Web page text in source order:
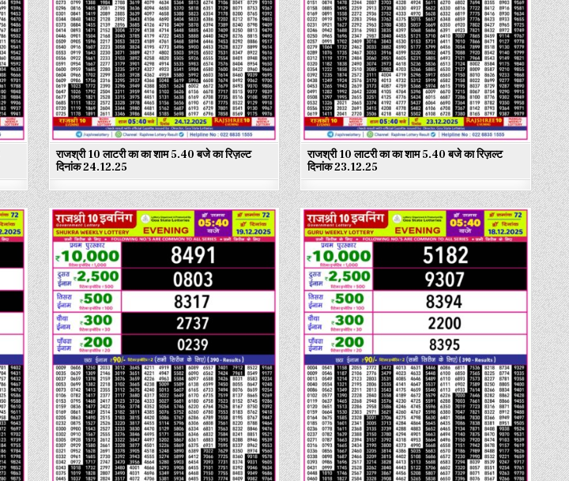
राजश्री 10 लाटरी का का शाम 5.40 बजे का रिज़ल्ट
दिनांक 24.12.25
राजश्री 10 लाटरी का का शाम 5.40 बजे का रिज़ल्ट
दिनांक 23.12.25